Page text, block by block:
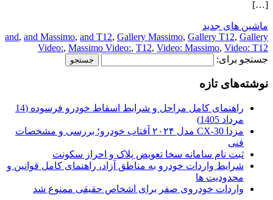
[…]
ماشین های جدید
and, and Massimo, and T12, Gallery Massimo, Gallery T12, Gallery
Video:, Massimo Video:, T12, Video: Massimo, Video: T12
جستجو برای:
نوشته‌های تازه
راهنمای کامل مراحل و شرایط اسقاط خودرو فرسوده (14
مرداد 1405)
مزدا CX-30 مدل ۲۰۲۴ آفتاب خودرو؛ بررسی و مشخصات
فنی
ثبت نام سامانه سخا تعویض پلاک و احراز سکونت
شرایط واردات خودرو به مناطق آزاد، راهنمای کامل قوانین و
محدودیت ها
واردات خودروی صفر برای اشخاص حقیقی ممنوع شد